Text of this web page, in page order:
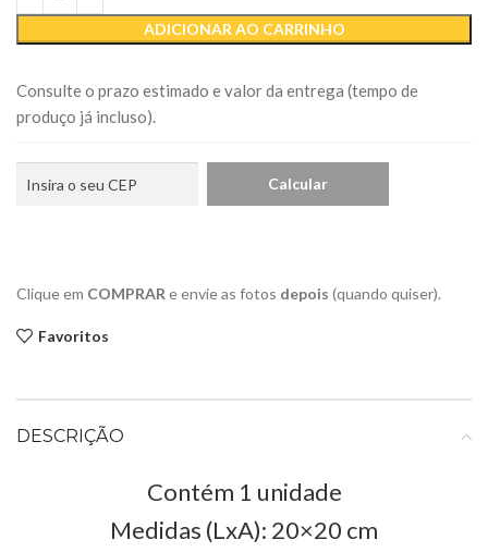
ADICIONAR AO CARRINHO
Consulte o prazo estimado e valor da entrega (tempo de
produço já incluso).
Clique em COMPRAR e envie as fotos depois (quando quiser).
Favoritos
DESCRIÇÃO
Contém 1 unidade
Medidas (LxA): 20×20 cm